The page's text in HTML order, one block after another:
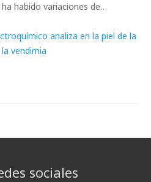
habido variaciones de…
analiza en la piel de la
vendimia
sociales